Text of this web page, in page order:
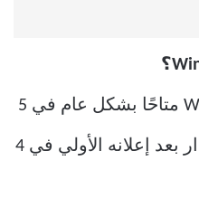
أصبح Windows 11 متاحًا بشكل عام في 5
أكتوبر 2021. جاء هذا الإصدار بعد إعلانه الأولي في 4